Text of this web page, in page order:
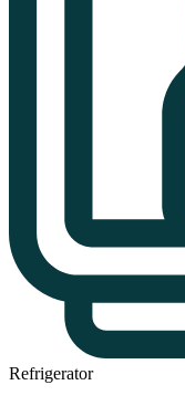
Refrigerator